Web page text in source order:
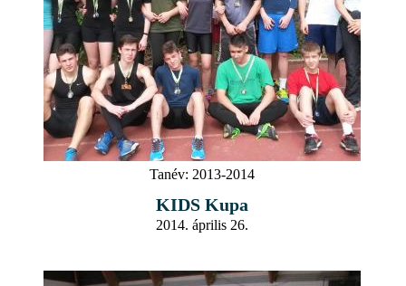
Tanév: 2013-2014
KIDS Kupa
2014. április 26.